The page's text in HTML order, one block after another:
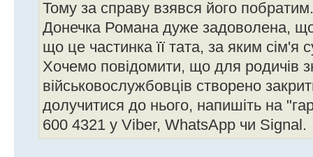
Тому за справу взявся його побратим.
Донечка Романа дуже задоволена,
що це частинка її тата, за яким сім'я
Хочемо повідомити, що для родичів
військовослужбовців створено
долучитися до нього, напишіть на
600 4321 у Viber, WhatsApp чи Signal.